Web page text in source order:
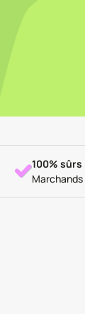
100% sûrs